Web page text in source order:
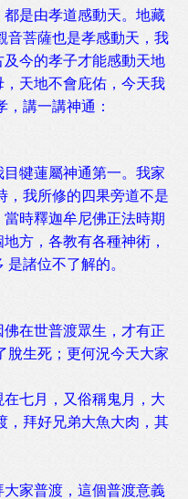
是由孝道感動天。地藏
音菩薩也是孝感動天，我
今的孝子才能感動天地
天地不會庇佑，今天我
講一講神通：
犍蓮屬神通第一。我家
，我所修的四果旁道不是
時釋迦牟尼佛正法時期
方，各教有各種神術，
諸位不了解的。
在世普渡眾生，才有正
脫生死；更何況今天大家
七月，又俗稱鬼月，大
，拜好兄弟大魚大肉，其
家普渡，這個普渡意義